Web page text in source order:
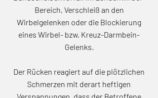
Bereich, Verschleiß an den
Wirbelgelenken oder die Blockierung
eines Wirbel- bzw. Kreuz-Darmbein-
Gelenks.
Der Rücken reagiert auf die plötzlichen
Schmerzen mit derart heftigen